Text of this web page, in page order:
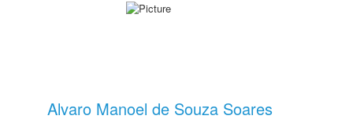
Alvaro Manoel de Souza Soares